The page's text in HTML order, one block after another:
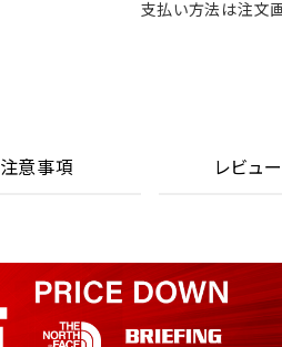
支払い方法は注文
注意事項 レビュー